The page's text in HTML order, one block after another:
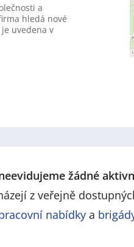
a
hledá nové
uvedena v
žádné
z veřejně
nabídky a